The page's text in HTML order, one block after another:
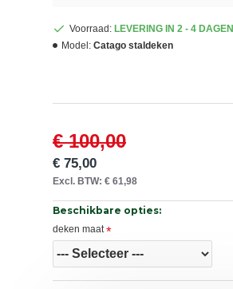
Voorraad: LEVERING IN 2 - 4 DAGEN
Model: Catago staldeken
€ 75,00
€ 100,00
Excl. BTW: € 61,98
Beschikbare opties:
deken maat